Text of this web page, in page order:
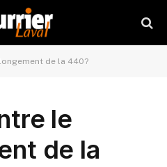
de la 440?
le
de la